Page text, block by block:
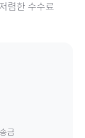
렴한 수수료
금